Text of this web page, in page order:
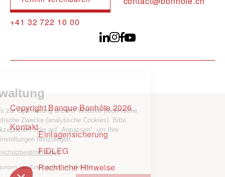
+41 32 722 10 00
Copyright Banque Bonhôte 2026
KontaktPied de page
Einlagensicherung
FIDLEG
Rechtliche Hinweise